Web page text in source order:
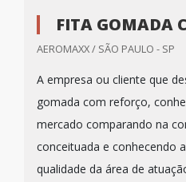
FITA GOMADA
AEROMAXX / SÃO PAULO - SP
A empresa ou cliente que
gomada com reforço,
mercado comparando na
conceituada e conhecendo
qualidade da área de